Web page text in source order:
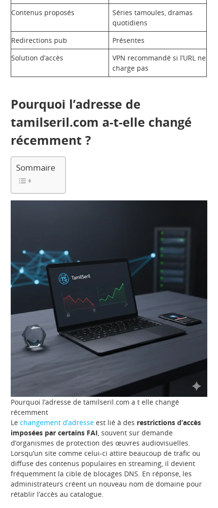
Contenus proposés
Séries tamoules, dramas
quotidiens
Redirections pub
Présentes
Solution d’accès
VPN recommandé si l’URL ne
charge pas
Pourquoi l’adresse de
tamilseril.com a-t-elle changé
récemment ?
Sommaire
Pourquoi l’adresse de tamilseril.com a t elle changé
récemment
Lechangement d’adresse est lié à des restrictions d’accès
imposées par certains FAI , souvent sur demande
d’organismes de protection des œuvres audiovisuelles.
Lorsqu’un site comme celui-ci attire beaucoup de trafic ou
diffuse des contenus populaires en streaming, il devient
fréquemment la cible de blocages DNS. En réponse, les
administrateurs créent un nouveau nom de domaine pour
rétablir l’accès au catalogue.